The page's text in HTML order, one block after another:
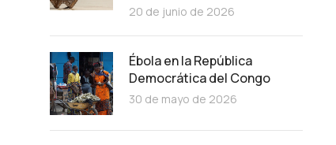
20 de junio de 2026
Ébola en la República
Democrática del Congo
30 de mayo de 2026